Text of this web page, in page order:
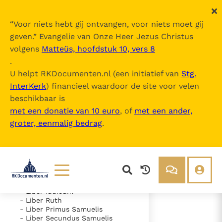
“Voor niets hebt gij ontvangen, voor niets moet gij
geven.” Evangelie van Onze Heer Jezus Christus
volgens Matteüs, hoofdstuk 10, vers 8
.
U helpt RKDocumenten.nl (een initiatief van Stg.
InterKerk) financieel waardoor de site voor velen
beschikbaar is
met een donatie van 10 euro, of met een ander,
groter, eenmalig bedrag.
Lezen
Documenten
Over ons
Nova Vulgata
Inhoudsopgave
uitklappen
- Vetus Testamentum
- Liber Exodus
- Liber Numeri
- Liber Deuteronomii
- Liber Iudicum
- Liber Ruth
- Liber Primus Samuelis
- Liber Secundus Samuelis
- Caput 20